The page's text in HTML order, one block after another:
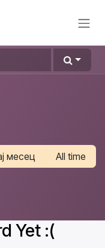
месец All time
Yet :(